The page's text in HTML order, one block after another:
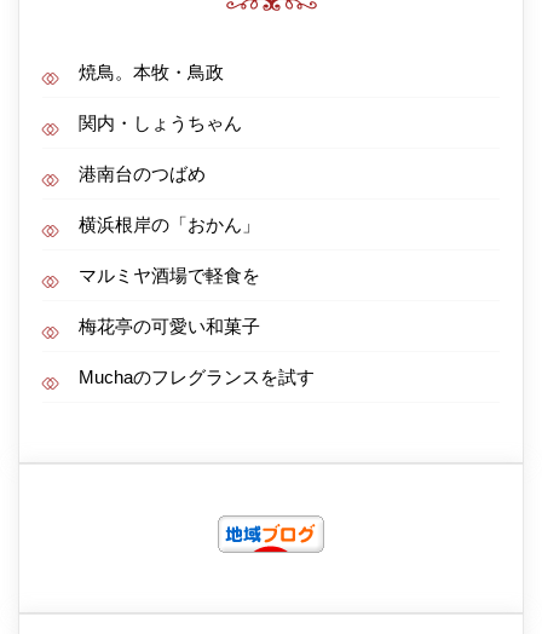
焼鳥。本牧・鳥政
関内・しょうちゃん
港南台のつばめ
横浜根岸の「おかん」
マルミヤ酒場で軽食を
梅花亭の可愛い和菓子
Muchaのフレグランスを試す